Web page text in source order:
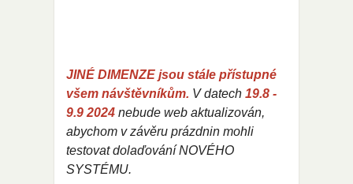
JINÉ DIMENZE jsou stále přístupné
všem návštěvníkům. V datech 19.8 -
9.9 2024 nebude web aktualizován,
abychom v závěru prázdnin mohli
testovat dolaďování NOVÉHO
SYSTÉMU.